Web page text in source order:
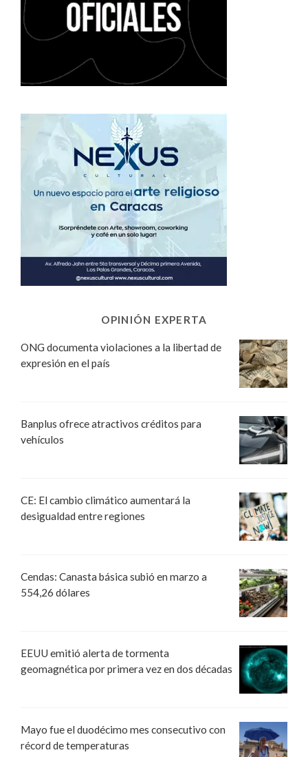
OPINIÓN EXPERTA
ONG documenta violaciones a la libertad de
expresión en el país
Banplus ofrece atractivos créditos para
vehículos
CE: El cambio climático aumentará la
desigualdad entre regiones
Cendas: Canasta básica subió en marzo a
554,26 dólares
EEUU emitió alerta de tormenta
geomagnética por primera vez en dos décadas
Mayo fue el duodécimo mes consecutivo con
récord de temperaturas